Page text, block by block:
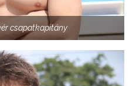
csapatkapitány